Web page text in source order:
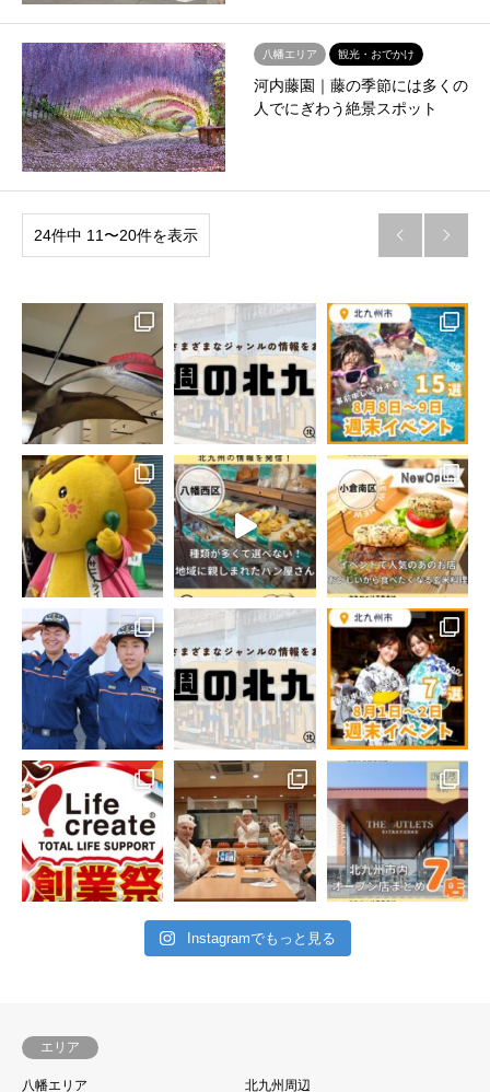
八幡エリア 観光・おでかけ
河内藤園｜藤の季節には多くの
人でにぎわう絶景スポット
24件中 11〜20件を表示  
Instagramでもっと見る
エリア
八幡エリア 北九州周辺